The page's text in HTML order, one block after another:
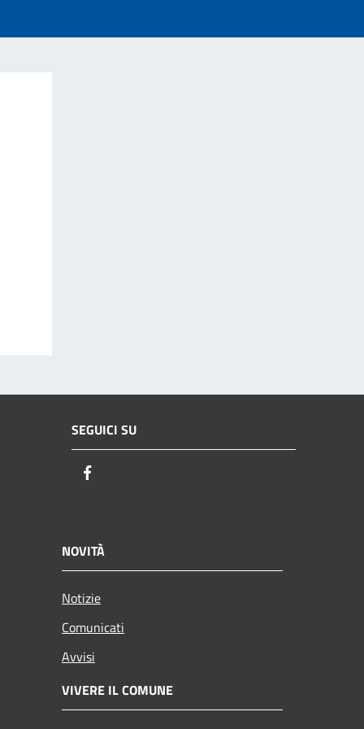
SEGUICI SU
NOVITÀ
Notizie
Comunicati
Avvisi
VIVERE IL COMUNE